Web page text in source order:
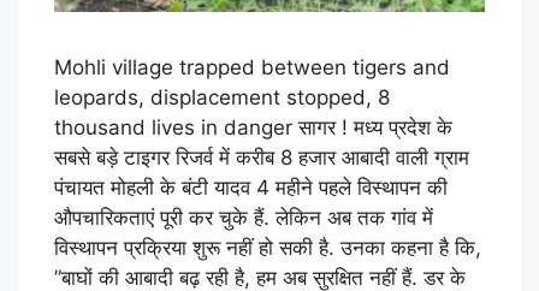
Mohli village trapped between tigers and
leopards, displacement stopped, 8
thousand lives in danger सागर ! मध्य प्रदेश के
सबसे बड़े टाइगर रिजर्व में करीब 8 हजार आबादी वाली ग्राम
पंचायत मोहली के बंटी यादव 4 महीने पहले विस्थापन की
औपचारिकताएं पूरी कर चुके हैं. लेकिन अब तक गांव में
विस्थापन प्रक्रिया शुरू नहीं हो सकी है. उनका कहना है कि,
”बाघों की आबादी बढ़ रही है, हम अब सुरक्षित नहीं हैं. डर के